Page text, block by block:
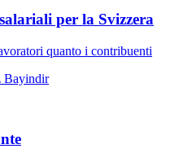
per la Svizzera
quanto i contribuenti
Bayindir